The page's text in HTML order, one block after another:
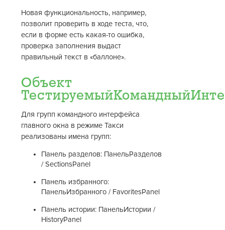
Новая функциональность, например,
позволит проверить в ходе теста, что,
если в форме есть какая-то ошибка,
проверка заполнения выдаст
правильный текст в «баллоне».
Объект
Для групп командного интерфейса
главного окна в режиме Такси
реализованы имена групп:
Панель разделов: ПанельРазделов
/ SectionsPanel
Панель избранного:
ПанельИзбранного / FavoritesPanel
Панель истории: ПанельИстории /
HistoryPanel